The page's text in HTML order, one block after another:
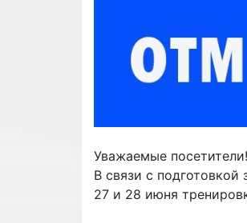
Уважаемые посетители!
В связи с подготовкой
27 и 28 июня